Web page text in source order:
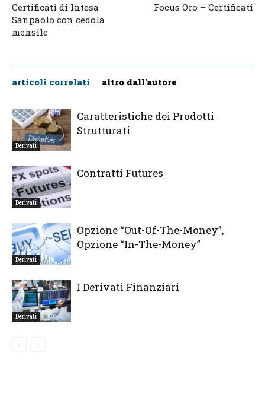
Certificati di Intesa
Sanpaolo con cedola
mensile
Focus Oro – Certificati
articoli correlati altro dall'autore
Derivati
Caratteristiche dei Prodotti
Strutturati
Derivati
Contratti Futures
Derivati
Opzione “Out-Of-The-Money”,
Opzione “In-The-Money”
Derivati
I Derivati Finanziari